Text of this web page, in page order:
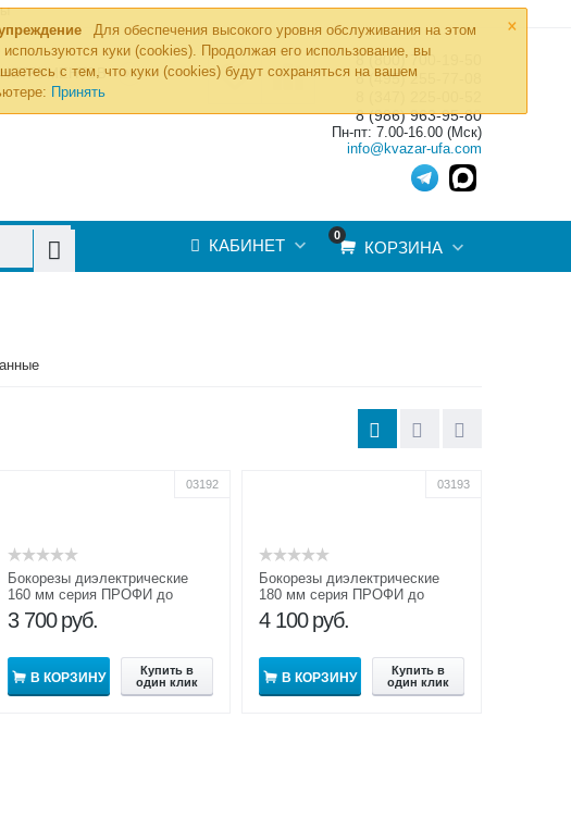
×
Для обеспечения высокого уровня обслуживания на этом
используются куки (cookies). Продолжая его использование, вы
с тем, что куки (cookies) будут сохраняться на вашем
Принять
»
8 (800) 700-19-50
8 (495) 255-77-08
8 (986) 963-95-80
Пн-пт: 7.00-16.00 (Мск)
info@kvazar-ufa.com
0
КОРЗИНА
КАБИНЕТ
03192
Бокорезы диэлектрические
160 мм серия ПРОФИ до
1000В
3 700 руб.
В КОРЗИНУ
Купить в
один клик
03193
Бокорезы диэлектрические
180 мм серия ПРОФИ до
1000В
4 100 руб.
В КОРЗИНУ
Купить в
один клик